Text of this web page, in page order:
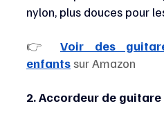
nylon, plus douces pour
👉
Voir des
enfantssur Amazon
2. Accordeur de guitare